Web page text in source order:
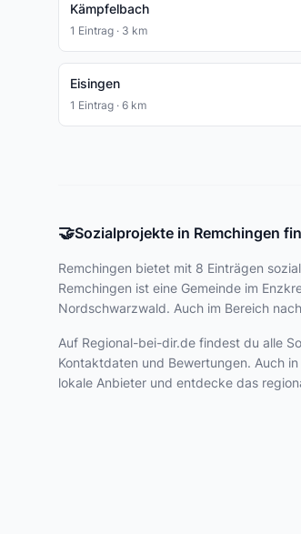
Kämpfelbach
1 Eintrag · 3 km
Eisingen
1 Eintrag · 6 km
🤝Sozialprojekte in Remchingen
Remchingen bietet mit 8 Einträgen
Remchingen ist eine Gemeinde im
Nordschwarzwald. Auch im Bereich
Auf Regional-bei-dir.de findest du alle
Kontaktdaten und Bewertungen. Auch
lokale Anbieter und entdecke das